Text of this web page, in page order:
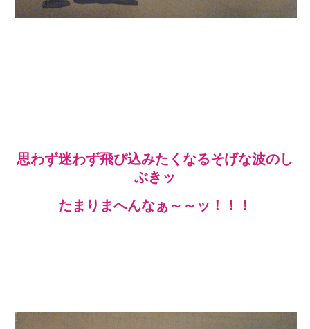
思わず迷わず飛び込みたくなるそげな波のし
ぶきッ
たまりまへんなぁ～～ッ！！！